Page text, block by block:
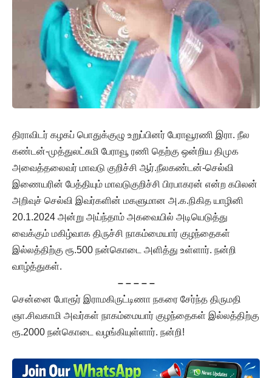
திராவிடர் கழகப் பொதுக்குழு உறுப்பினர் பேராவூரணி இரா. நீல
கண்டன்-முத்துலட்சுமி பேராவூ ரணி தெற்கு ஒன்றிய திமுக
அவைத்தலைவர் மாவடு குறிச்சி ஆர்.நீலகண்டன்-செல்வி
இணையரின் பேத்தியும் மாவடுகுறிச்சி பிரபாகரன் என்ற கபிலன்
அறிவுச் செல்வி இவர்களின் மகளுமான அ.க.நிகித யாழினி
20.1.2024 அன்று அய்ந்தாம் அகவையில் அடியெடுத்து
வைக்கும் மகிழ்வாக திருச்சி நாகம்மையார் குழந்தைகள்
இல்லத்திற்கு ரூ.500 நன்கொடை அளித்து உள்ளார். நன்றி
வாழ்த்துகள்.
– – – – –
சென்னை போரூர் இராமகிருட்டிணா நகரை சேர்ந்த திருமதி
ஞா.சிவகாமி அவர்கள் நாகம்மையார் குழந்தைகள் இல்லத்திற்கு
ரூ.2000 நன்கொடை வழங்கியுள்ளார். நன்றி!